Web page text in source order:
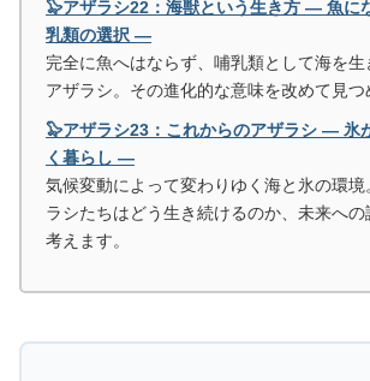
🦭アザラシ22：海獣という生き方 ― 魚に
乳類の選択 ―
完全に魚へはならず、哺乳類として海を
アザラシ。その進化的な意味を改めて見つ
🦭アザラシ23：これからのアザラシ ― 氷
く暮らし ―
気候変動によって変わりゆく海と氷の環
ラシたちはどう生き続けるのか、未来へ
考えます。